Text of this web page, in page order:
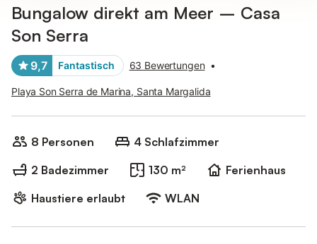
Bungalow direkt am Meer – Casa
Son Serra
9,7 Fantastisch 63 Bewertungen •
Playa Son Serra de Marina, Santa Margalida
8 Personen
4 Schlafzimmer
2 Badezimmer
130 m²
Ferienhaus
Haustiere erlaubt
WLAN